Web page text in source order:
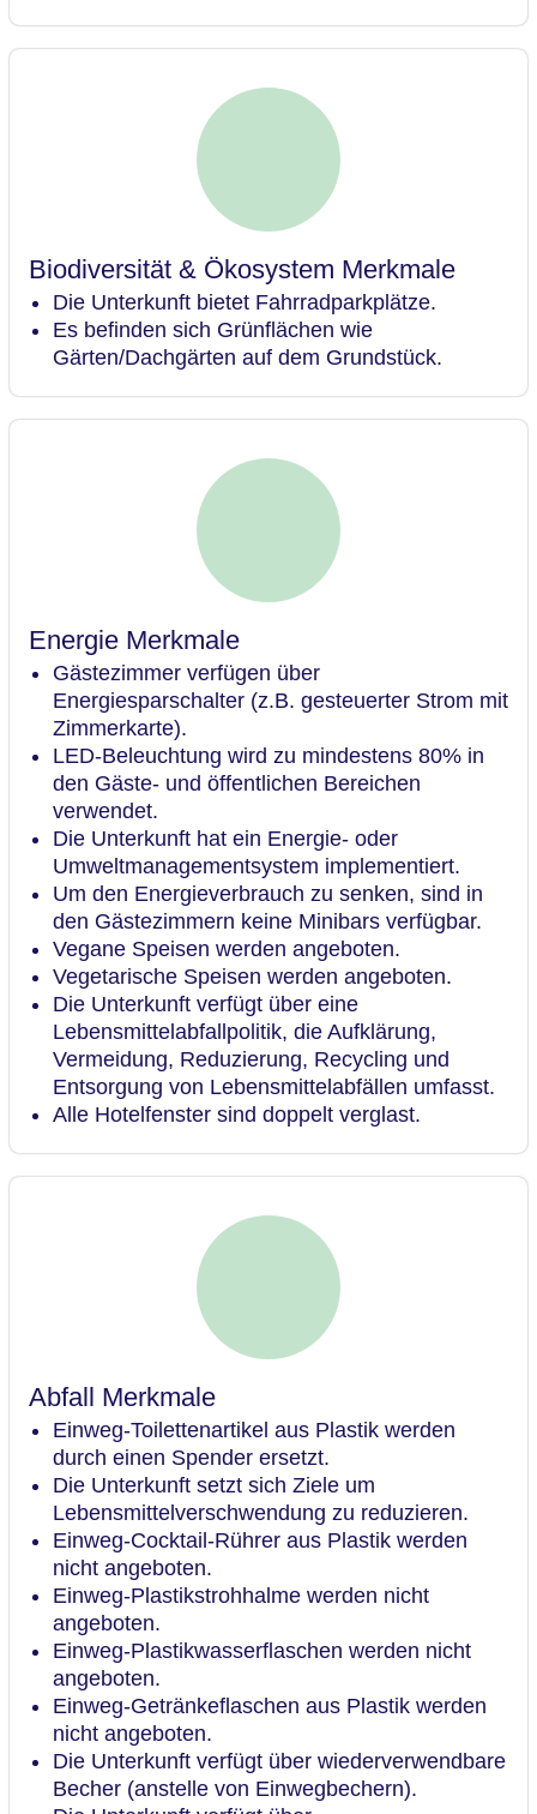
Biodiversität & Ökosystem Merkmale
Die Unterkunft bietet Fahrradparkplätze.
Es befinden sich Grünflächen wie
Gärten/Dachgärten auf dem Grundstück.
Energie Merkmale
Gästezimmer verfügen über
Energiesparschalter (z.B. gesteuerter Strom mit
Zimmerkarte).
LED-Beleuchtung wird zu mindestens 80% in
den Gäste- und öffentlichen Bereichen
verwendet.
Die Unterkunft hat ein Energie- oder
Umweltmanagementsystem implementiert.
Um den Energieverbrauch zu senken, sind in
den Gästezimmern keine Minibars verfügbar.
Vegane Speisen werden angeboten.
Vegetarische Speisen werden angeboten.
Die Unterkunft verfügt über eine
Lebensmittelabfallpolitik, die Aufklärung,
Vermeidung, Reduzierung, Recycling und
Entsorgung von Lebensmittelabfällen umfasst.
Alle Hotelfenster sind doppelt verglast.
Abfall Merkmale
Einweg-Toilettenartikel aus Plastik werden
durch einen Spender ersetzt.
Die Unterkunft setzt sich Ziele um
Lebensmittelverschwendung zu reduzieren.
Einweg-Cocktail-Rührer aus Plastik werden
nicht angeboten.
Einweg-Plastikstrohhalme werden nicht
angeboten.
Einweg-Plastikwasserflaschen werden nicht
angeboten.
Einweg-Getränkeflaschen aus Plastik werden
nicht angeboten.
Die Unterkunft verfügt über wiederverwendbare
Becher (anstelle von Einwegbechern).